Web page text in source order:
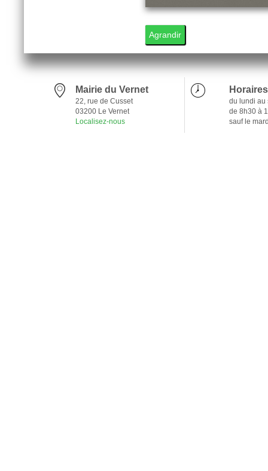
Agrandir
Mairie du Vernet
22, rue de Cusset
03200 Le Vernet
Localisez-nous
du lundi au
de 8h30 à
sauf le